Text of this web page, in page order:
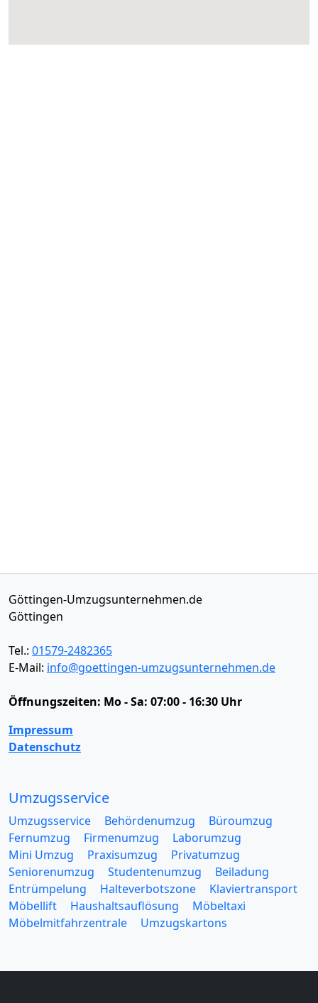
Göttingen-Umzugsunternehmen.de
Göttingen
Tel.: 01579-2482365
E-Mail: info@goettingen-umzugsunternehmen.de
Öffnungszeiten: Mo - Sa: 07:00 - 16:30 Uhr
Impressum
Datenschutz
Umzugsservice
Umzugsservice Behördenumzug
Büroumzug
Fernumzug
Firmenumzug
Laborumzug
Mini Umzug
Praxisumzug
Privatumzug
Seniorenumzug
Studentenumzug
Beiladung
Entrümpelung
Halteverbotszone
Klaviertransport
Möbellift
Haushaltsauflösung
Möbeltaxi
Möbelmitfahrzentrale
Umzugskartons